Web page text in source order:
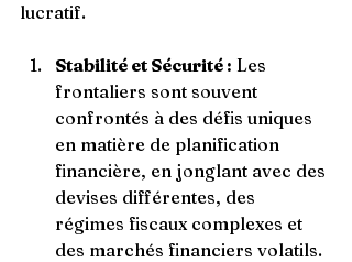
lucratif.
Stabilité et Sécurité : Les
frontaliers sont souvent
confrontés à des défis uniques
en matière de planification
financière, en jonglant avec des
devises différentes, des
régimes fiscaux complexes et
des marchés financiers volatils.